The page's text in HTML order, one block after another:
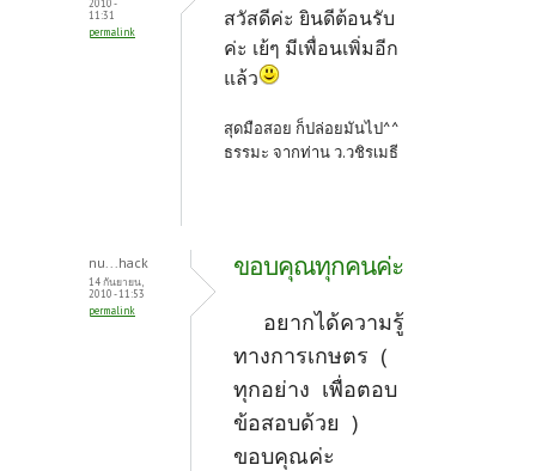
2010 -
11:31
permalink
สวัสดีค่ะ ยินดีต้อนรับ
ค่ะ เย้ๆ มีเพื่อนเพิ่มอีก
แล้ว
สุดมือสอย ก็ปล่อยมันไป^^
ธรรมะ จากท่าน ว.วชิรเมธี
nu...hack
14 กันยายน,
2010 - 11:53
permalink
ขอบคุณทุกคนค่ะ
อยากได้ความรู้
ทางการเกษตร (
ทุกอย่าง เพื่อตอบ
ข้อสอบด้วย )
ขอบคุณค่ะ